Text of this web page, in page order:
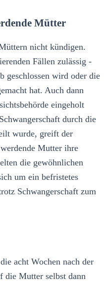
Mütter
nicht kündigen.
Fällen zulässig -
geschlossen wird oder die
hat. Auch dann
eingeholt
durch die
wurde, greift der
Mutter ihre
die gewöhnlichen
um ein befristetes
Schwangerschaft zum
acht Wochen nach der
die Mutter selbst dann